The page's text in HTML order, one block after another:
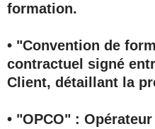
formation.
• "Convention de
contractuel signé
Client, détaillant la
• "OPCO" :